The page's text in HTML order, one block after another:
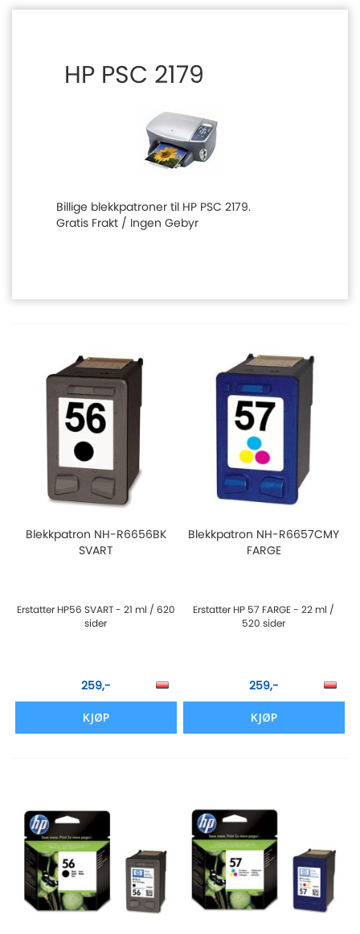
HP PSC 2179
Billige blekkpatroner til HP PSC 2179.
Gratis Frakt / Ingen Gebyr
Blekkpatron NH-R6656BK
SVART
Erstatter HP56 SVART - 21 ml / 620
sider
259,-
KJØP
Blekkpatron NH-R6657CMY
FARGE
Erstatter HP 57 FARGE - 22 ml /
520 sider
259,-
KJØP